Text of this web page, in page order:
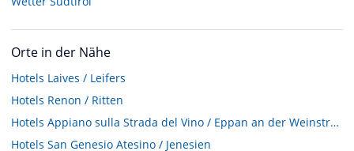
Orte in der Nähe
Hotels Laives / Leifers
Hotels Renon / Ritten
Hotels Appiano sulla Strada del Vino / Eppan an der Weinstraße
Hotels San Genesio Atesino / Jenesien